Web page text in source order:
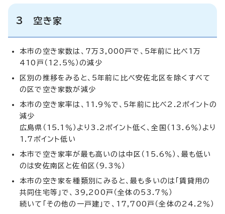
3 空き家
本市の空き家数は、7万3,000戸で、5年前に比べ1万
410戸（12.5％）の減少
区別の推移をみると、5年前に比べ安佐北区を除くすべて
の区で空き家数が減少
本市の空き家率は、11.9％で、5年前に比べ2.2ポイントの
減少
広島県（15.1％）より3.2ポイント低く、全国（13.6％）より
1.7ポイント低い
本市で空き家率が最も高いのは中区（15.6％）、最も低い
のは安佐南区と佐伯区（9.3％）
本市の空き家を種類別にみると、最も多いのは「賃貸用の
共同住宅等」で、39,200戸（全体の53.7％）
続いて「その他の一戸建」で、17,700戸（全体の24.2％）